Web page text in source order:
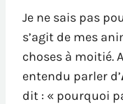
Je ne sais pas
s’agit de mes
choses à moitié.
entendu parler d’
dit : « pourquoi